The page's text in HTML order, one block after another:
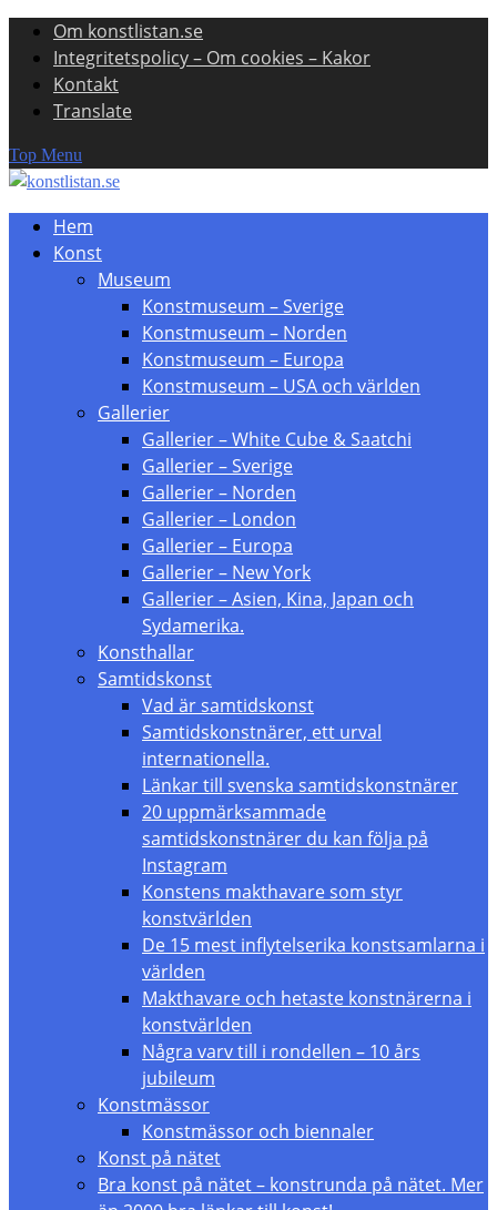
Skip
content
Om konstlistan.se
Integritetspolicy – Om cookies – Kakor
Kontakt
Translate
Top Menu
Hem
Konst
Museum
Konstmuseum – Sverige
Konstmuseum – Norden
Konstmuseum – Europa
Konstmuseum – USA och världen
Gallerier
Gallerier – White Cube & Saatchi
Gallerier – Sverige
Gallerier – Norden
Gallerier – London
Gallerier – Europa
Gallerier – New York
Gallerier – Asien, Kina, Japan och
Sydamerika.
Konsthallar
Samtidskonst
Vad är samtidskonst
Samtidskonstnärer, ett urval
internationella.
Länkar till svenska samtidskonstnärer
20 uppmärksammade
samtidskonstnärer du kan följa på
Instagram
Konstens makthavare som styr
konstvärlden
De 15 mest inflytelserika konstsamlarna i
världen
Makthavare och hetaste konstnärerna i
konstvärlden
Några varv till i rondellen – 10 års
jubileum
Konstmässor
Konstmässor och biennaler
Konst på nätet
Bra konst på nätet – konstrunda på nätet. Mer